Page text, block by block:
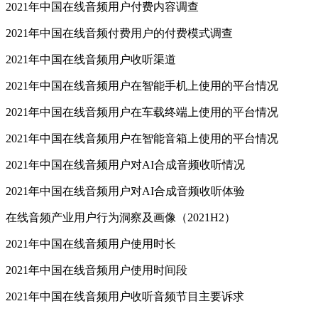
2021年中国在线音频用户付费内容调查
2021年中国在线音频付费用户的付费模式调查
2021年中国在线音频用户收听渠道
2021年中国在线音频用户在智能手机上使用的平台情况
2021年中国在线音频用户在车载终端上使用的平台情况
2021年中国在线音频用户在智能音箱上使用的平台情况
2021年中国在线音频用户对AI合成音频收听情况
2021年中国在线音频用户对AI合成音频收听体验
在线音频产业用户行为洞察及画像（2021H2）
2021年中国在线音频用户使用时长
2021年中国在线音频用户使用时间段
2021年中国在线音频用户收听音频节目主要诉求